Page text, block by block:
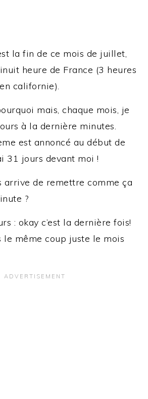
la fin de ce mois de juillet,
heure de France (3 heures
californie).
mais, chaque mois, je
à la dernière minutes.
est annoncé au début de
31 jours devant moi !
arrive de remettre comme ça
?
: okay c’est la dernière fois!
le même coup juste le mois